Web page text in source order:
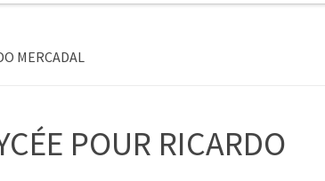
MERCADAL
POUR RICARDO